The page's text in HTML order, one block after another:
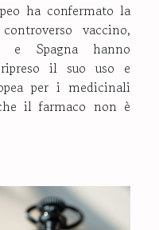
ha confermato la
vaccino,
e Spagna hanno
ripreso il suo uso e
per i medicinali
il farmaco non è